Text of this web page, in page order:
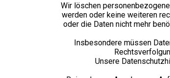
Wir löschen
werden oder keine weiteren
oder die Daten nicht mehr
Insbesondere müssen
Unsere